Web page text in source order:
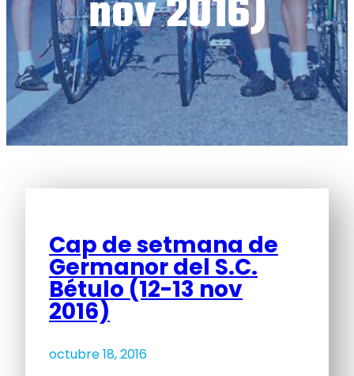
nov 2016)
Cap de setmana de
Germanor del S.C.
Bétulo (12-13 nov
2016)
octubre 18, 2016